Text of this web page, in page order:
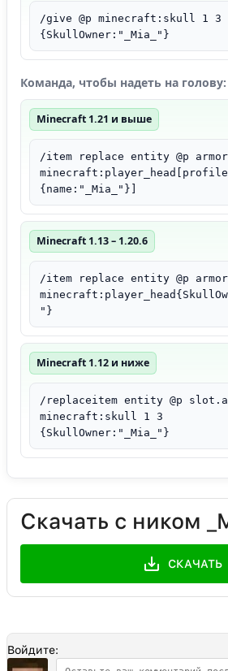
/give @p minecraft:skull 1 3
{SkullOwner:"_Mia_"}
Команда, чтобы надеть на голову:
Minecraft 1.21 и выше
/item replace entity @p
{name:"_Mia_"}]
Minecraft 1.13 – 1.20.6
/item replace entity @p
"}
Minecraft 1.12 и ниже
/replaceitem entity @p
minecraft:skull 1 3
{SkullOwner:"_Mia_"}
Скачать с ником
СКАЧАТЬ
Войдите: